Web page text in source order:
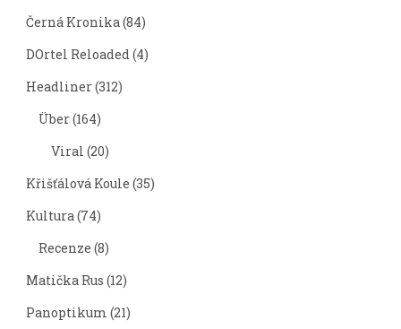
Černá Kronika(84)
DOrtel Reloaded(4)
Headliner(312)
Über(164)
Viral (20)
Křišťálová Koule (35)
Kultura(74)
Recenze (8)
Matička Rus (12)
Panoptikum (21)